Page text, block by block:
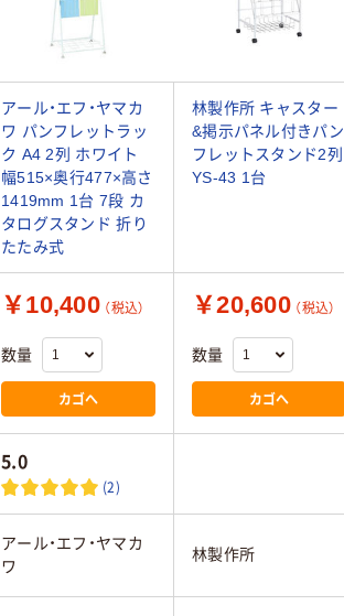
アール・エフ・ヤマカ
ワ パンフレットラッ
ク A4 2列 ホワイト
幅515×奥行477×高さ
1419mm 1台 7段 カ
タログスタンド 折り
たたみ式
林製作所 キャスター
&掲示パネル付きパン
フレットスタンド2列
YS-43 1台
￥10,400 （税込）
数量
カゴへ
￥20,600 （税込）
数量
カゴへ
5.0
(2)
アール・エフ・ヤマカ
ワ
林製作所